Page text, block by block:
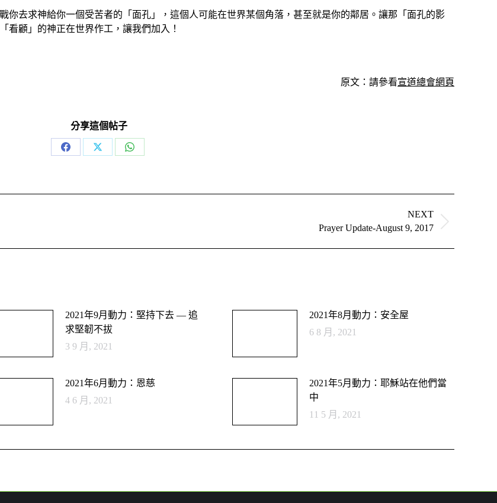
你去求神給你一個受苦者的「面孔」，這個人可能在世界某個角落，甚至就是你的鄰居。讓那「面孔的影
看顧」的神正在世界作工，讓我們加入！
原文：請參看宣道總會網頁
分享這個帖子
Share
Share
Share
NEXT
Prayer Update-August 9, 2017
2021年9月動力：堅持下去 — 追
求堅韌不拔
3 9 月, 2021
2021年8月動力：安全屋
6 8 月, 2021
2021年6月動力：恩慈
4 6 月, 2021
2021年5月動力：耶穌站在他們當
中
11 5 月, 2021